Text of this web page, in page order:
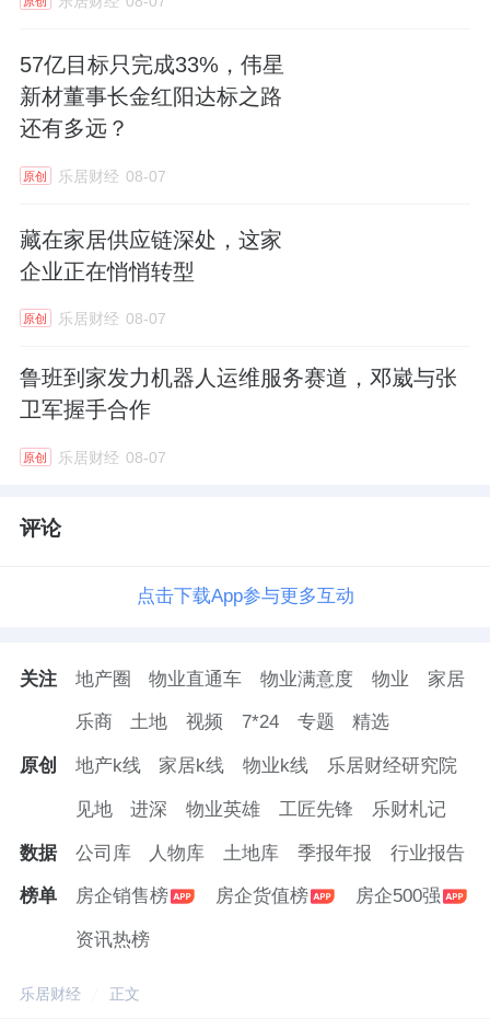
57亿目标只完成33%，伟星
新材董事长金红阳达标之路
还有多远？
原创 乐居财经 08-07
藏在家居供应链深处，这家
企业正在悄悄转型
原创 乐居财经 08-07
鲁班到家发力机器人运维服务赛道，邓崴与张
卫军握手合作
原创 乐居财经 08-07
评论
点击下载App参与更多互动
关注 地产圈 物业直通车 物业满意度 物业 家居
乐商 土地 视频 7*24 专题 精选
原创 地产k线 家居k线 物业k线 乐居财经研究院
见地 进深 物业英雄 工匠先锋 乐财札记
数据 公司库 人物库 土地库 季报年报 行业报告
榜单 房企销售榜 房企货值榜 房企500强
资讯热榜
乐居财经 正文